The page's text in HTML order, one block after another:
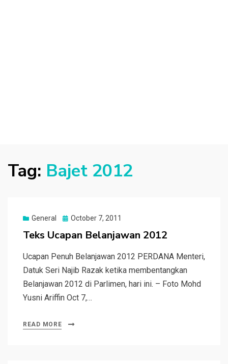
Tag: Bajet 2012
General
Posted
October 7, 2011
Teks Ucapan Belanjawan 2012
Ucapan Penuh Belanjawan 2012 PERDANA Menteri,
Datuk Seri Najib Razak ketika membentangkan
Belanjawan 2012 di Parlimen, hari ini. – Foto Mohd
Yusni Ariffin Oct 7,…
READ MORE